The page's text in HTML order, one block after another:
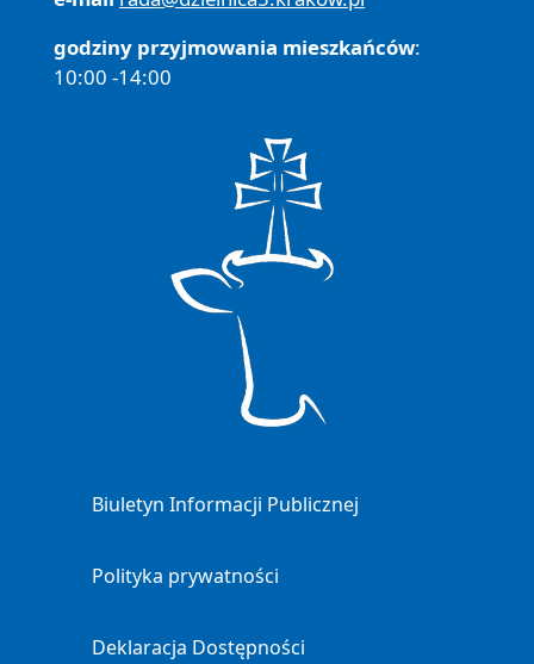
godziny przyjmowania mieszkańców:
10:00 -14:00
Biuletyn Informacji Publicznej
Polityka prywatności
Deklaracja Dostępności